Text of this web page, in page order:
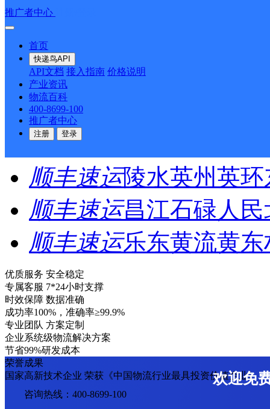
推广者中心
首页
快递鸟API
API文档 接入指南 价格说明
产业资讯
物流百科
400-8699-100
推广者中心
注册 登录
顺丰速运
顺丰速运
顺丰速运重庆城口城
顺丰速运
顺丰速运
顺丰速运陵水英州英
顺丰速运昌江石碌人
顺丰速运乐东黄流黄
优质服务 安全稳定
专属客服 7*24小时支撑
时效保障 数据准确
成功率100%，准确率≥99.9%
专业团队 方案定制
企业系统级物流解决方案
节省99%研发成本
荣誉成果
国家高新技术企业 荣获《中国物流行业最具投资价值企业》
欢迎免
咨询热线：400-8699-100